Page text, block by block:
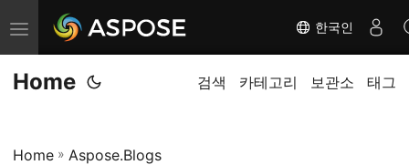
탐
색
전
한국인
Home 검색 카테고리 보관소 태그
Home » Aspose.Blogs